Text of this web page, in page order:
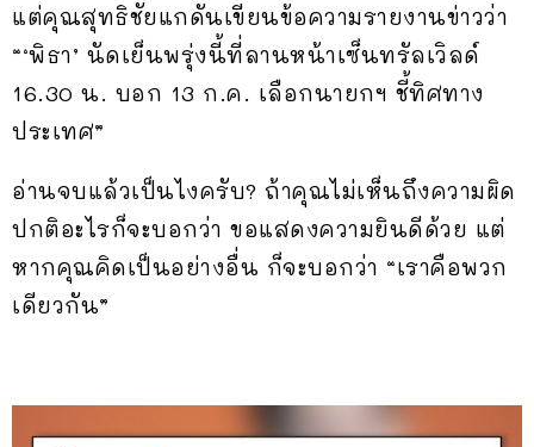
แต่คุณสุทธิชัยแกดันเขียนข้อความรายงานข่าวว่า
“‘พิธา’ นัดเย็นพรุ่งนี้ที่ลานหน้าเซ็นทรัลเวิลด์
16.30 น. บอก 13 ก.ค. เลือกนายกฯ ชี้ทิศทาง
ประเทศ”
อ่านจบแล้วเป็นไงครับ? ถ้าคุณไม่เห็นถึงความผิด
ปกติอะไรก็จะบอกว่า ขอแสดงความยินดีด้วย แต่
หากคุณคิดเป็นอย่างอื่น ก็จะบอกว่า “เราคือพวก
เดียวกัน”